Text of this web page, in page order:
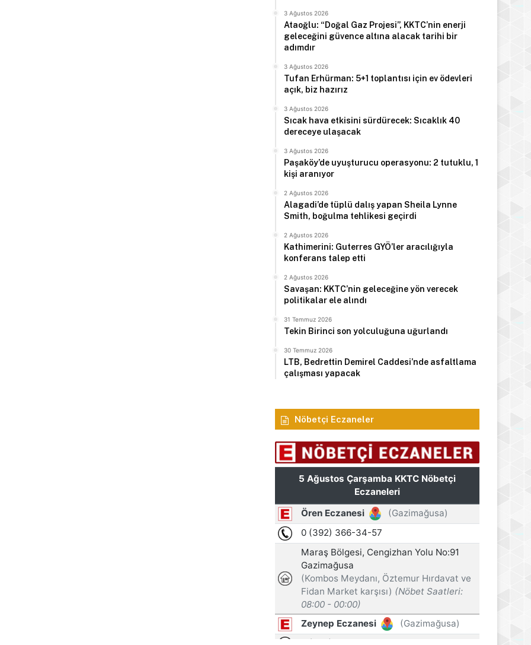
3 Ağustos 2026
Ataoğlu: “Doğal Gaz Projesi”, KKTC’nin enerji
geleceğini güvence altına alacak tarihi bir
adımdır
3 Ağustos 2026
Tufan Erhürman: 5+1 toplantısı için ev ödevleri
açık, biz hazırız
3 Ağustos 2026
Sıcak hava etkisini sürdürecek: Sıcaklık 40
dereceye ulaşacak
3 Ağustos 2026
Paşaköy’de uyuşturucu operasyonu: 2 tutuklu, 1
kişi aranıyor
2 Ağustos 2026
Alagadi’de tüplü dalış yapan Sheila Lynne
Smith, boğulma tehlikesi geçirdi
2 Ağustos 2026
Kathimerini: Guterres GYÖ’ler aracılığıyla
konferans talep etti
2 Ağustos 2026
Savaşan: KKTC’nin geleceğine yön verecek
politikalar ele alındı
31 Temmuz 2026
Tekin Birinci son yolculuğuna uğurlandı
30 Temmuz 2026
LTB, Bedrettin Demirel Caddesi’nde asfaltlama
çalışması yapacak
Nöbetçi Eczaneler